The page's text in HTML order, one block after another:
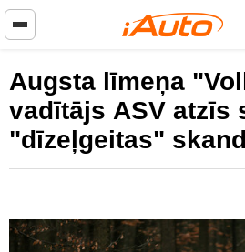
Augsta līmeņa
vadītājs ASV atzīs
"dīzeļgeitas"